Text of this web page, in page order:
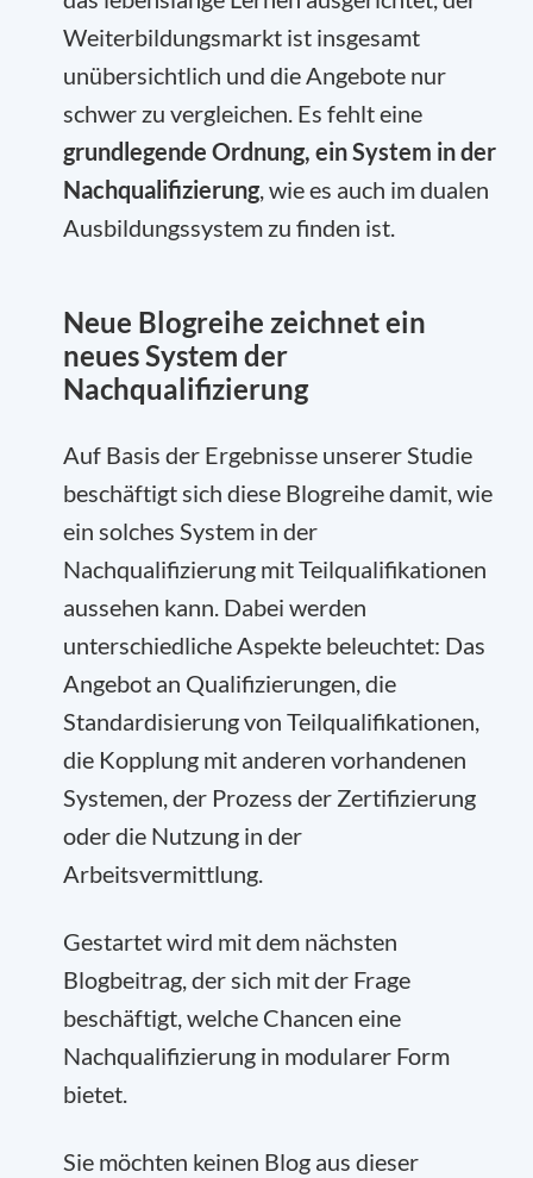
Weiterbildungsmarkt ist insgesamt
unübersichtlich und die Angebote nur
schwer zu vergleichen. Es fehlt eine
grundlegende Ordnung, ein System in der
Nachqualifizierung, wie es auch im dualen
Ausbildungssystem zu finden ist.
Neue Blogreihe zeichnet ein
neues System der
Nachqualifizierung
Auf Basis der Ergebnisse unserer Studie
beschäftigt sich diese Blogreihe damit, wie
ein solches System in der
Nachqualifizierung mit Teilqualifikationen
aussehen kann. Dabei werden
unterschiedliche Aspekte beleuchtet: Das
Angebot an Qualifizierungen, die
Standardisierung von Teilqualifikationen,
die Kopplung mit anderen vorhandenen
Systemen, der Prozess der Zertifizierung
oder die Nutzung in der
Arbeitsvermittlung.
Gestartet wird mit dem nächsten
Blogbeitrag, der sich mit der Frage
beschäftigt, welche Chancen eine
Nachqualifizierung in modularer Form
bietet.
Sie möchten keinen Blog aus dieser